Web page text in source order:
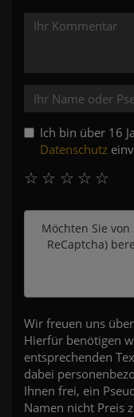
Ich bin über 16
Datenschutz
☆
☆
☆
☆
☆
Möchten Sie von
ReCaptcha)
Wir freuen uns
Hierfür benötigen
entsprechenden
dabei
Ihnen frei, ein
Namen nicht Preis